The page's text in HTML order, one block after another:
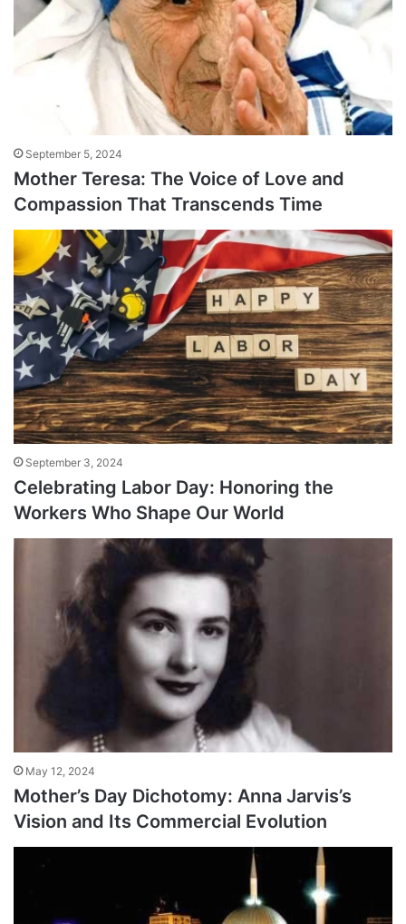
September 5, 2024
Mother Teresa: The Voice of Love and
Compassion That Transcends Time
September 3, 2024
Celebrating Labor Day: Honoring the
Workers Who Shape Our World
May 12, 2024
Mother’s Day Dichotomy: Anna Jarvis’s
Vision and Its Commercial Evolution